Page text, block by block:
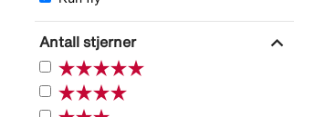
Antall stjerner expand_more